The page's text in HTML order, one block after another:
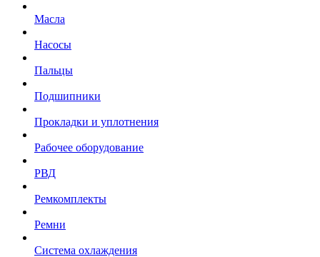
Масла
Насосы
Пальцы
Подшипники
Прокладки и уплотнения
Рабочее оборудование
РВД
Ремкомплекты
Ремни
Система охлаждения